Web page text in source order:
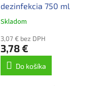
dezinfekcia 750 ml
Skladom
3,07 € bez DPH
3,78 €
Do košíka